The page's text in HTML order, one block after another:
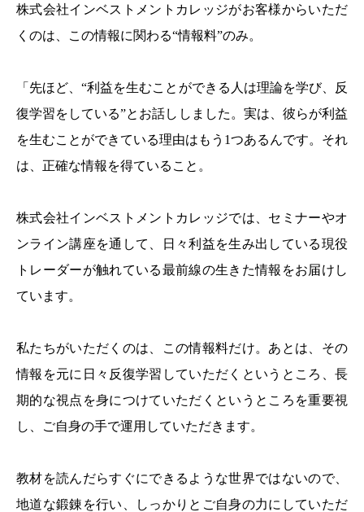
株式会社インベストメントカレッジがお客様からいただ
くのは、この情報に関わる“情報料”のみ。
「先ほど、“利益を生むことができる人は理論を学び、反
復学習をしている”とお話ししました。実は、彼らが利益
を生むことができている理由はもう1つあるんです。それ
は、正確な情報を得ていること。
株式会社インベストメントカレッジでは、セミナーやオ
ンライン講座を通して、日々利益を生み出している現役
トレーダーが触れている最前線の生きた情報をお届けし
ています。
私たちがいただくのは、この情報料だけ。あとは、その
情報を元に日々反復学習していただくというところ、長
期的な視点を身につけていただくというところを重要視
し、ご自身の手で運用していただきます。
教材を読んだらすぐにできるような世界ではないので、
地道な鍛錬を行い、しっかりとご自身の力にしていただ